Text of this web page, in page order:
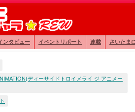
ンタビュー イベントリポート 連載 さいたま
ディーサイドトロイメライ ジ アニメー